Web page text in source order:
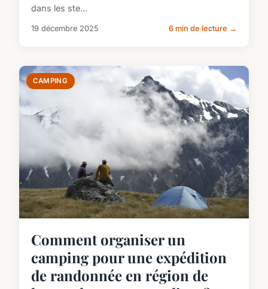
dans les ste...
19 décembre 2025 6 min de lecture →
CAMPING
Comment organiser un
camping pour une expédition
de randonnée en région de